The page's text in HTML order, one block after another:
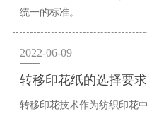
统一的标准。
2022-06-09
转移印花纸的选择要求
转移印花技术作为纺织印花